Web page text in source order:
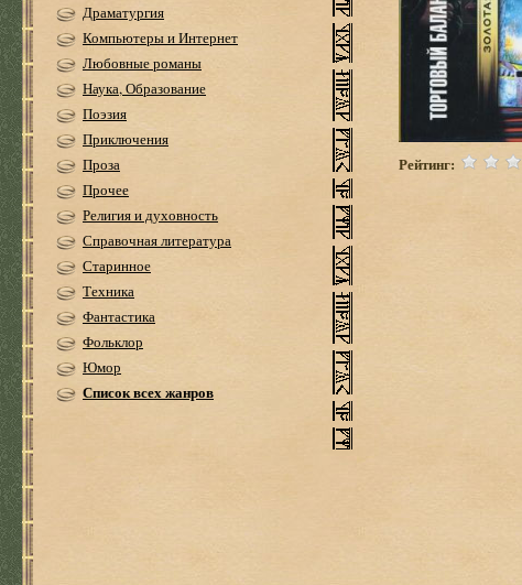
Драматургия
Компьютеры и Интернет
Любовные романы
Наука, Образование
Поэзия
Приключения
Проза
Прочее
Религия и духовность
Справочная литература
Старинное
Техника
Фантастика
Фольклор
Юмор
Список всех жанров
Рейтинг: